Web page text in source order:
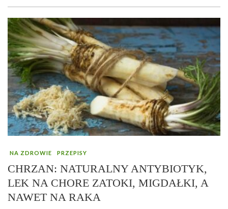
NA ZDROWIE PRZEPISY
CHRZAN: NATURALNY ANTYBIOTYK,
LEK NA CHORE ZATOKI, MIGDAŁKI, A
NAWET NA RAKA